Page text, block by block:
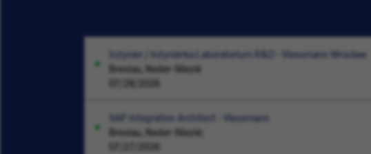
Inżynier / Inżynierka Laboratorium R&D - Viessmann Wrocław
Breslau, Neder-Silezië
07/28/2026
SAP Integration Architect - Viessmann
Breslau, Neder-Silezië;
07/27/2026